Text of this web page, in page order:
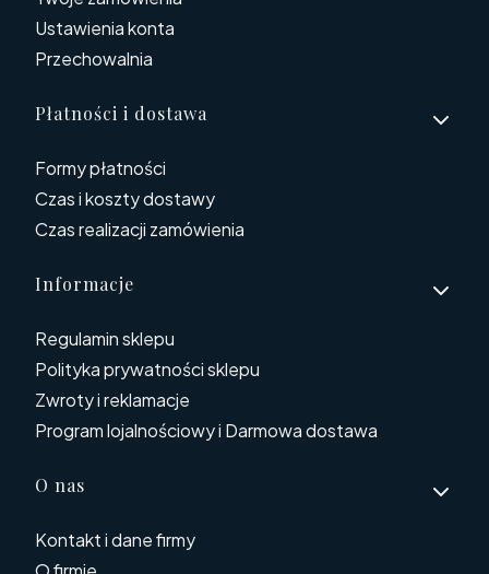
Ustawienia konta
Przechowalnia
Płatności i dostawa
Formy płatności
Czas i koszty dostawy
Czas realizacji zamówienia
Informacje
Regulamin sklepu
Polityka prywatności sklepu
Zwroty i reklamacje
Program lojalnościowy i Darmowa dostawa
O nas
Kontakt i dane firmy